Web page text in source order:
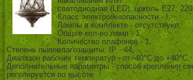
светодиодная (LED), цоколь E27;
Класс электробезопасности - I,
Лампы в комплекте - отсутствуют,
Общее кол-во ламп - 1,
Количество плафонов - 1,
Степень пылевлагозащиты, IP - 44,
Диапазон рабочих температур - от -40^C до +40^C,
Дополнительные параметры - способ крепления
регулируется по высоте